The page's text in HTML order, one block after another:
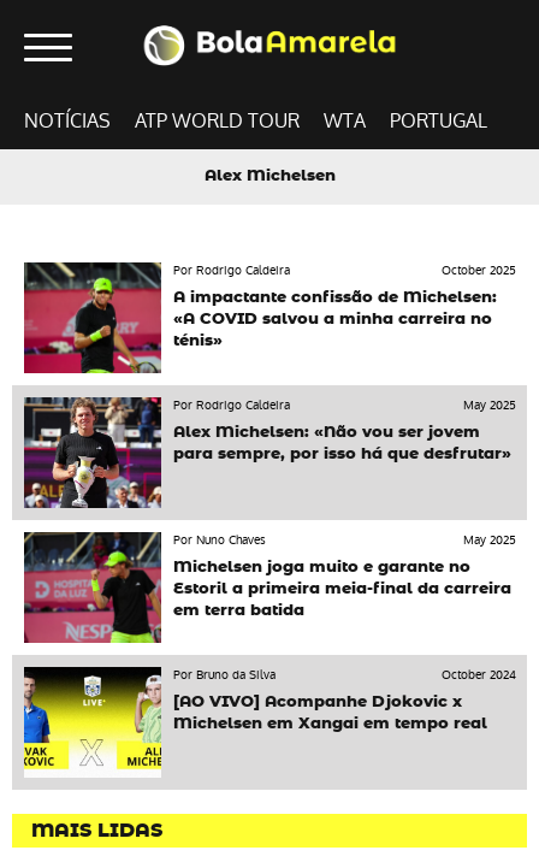
NOTÍCIAS ATP WORLD TOUR WTA PORTUGAL
Alex Michelsen
Por Rodrigo Caldeira
October 2025
A impactante confissão de Michelsen:
«A COVID salvou a minha carreira no
ténis»
Por Rodrigo Caldeira
May 2025
Alex Michelsen: «Não vou ser jovem
para sempre, por isso há que desfrutar»
Por Nuno Chaves
May 2025
Michelsen joga muito e garante no
Estoril a primeira meia-final da carreira
em terra batida
Por Bruno da Silva
October 2024
[AO VIVO] Acompanhe Djokovic x
Michelsen em Xangai em tempo real
MAIS LIDAS